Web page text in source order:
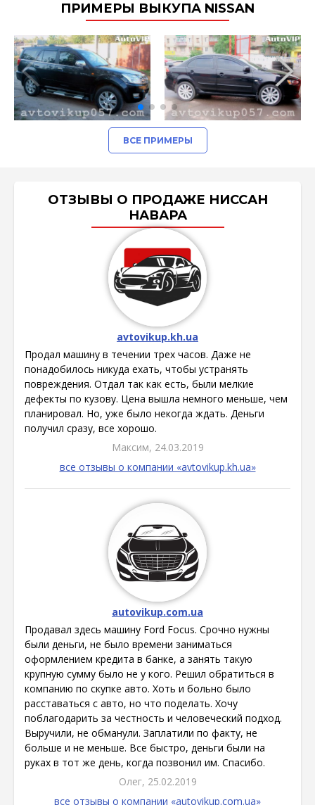
ПРИМЕРЫ ВЫКУПА NISSAN
ВСЕ ПРИМЕРЫ
ОТЗЫВЫ О ПРОДАЖЕ НИССАН
НАВАРА
avtovikup.kh.ua
Продал машину в течении трех часов. Даже не
понадобилось никуда ехать, чтобы устранять
повреждения. Отдал так как есть, были мелкие
дефекты по кузову. Цена вышла немного меньше, чем
планировал. Но, уже было некогда ждать. Деньги
получил сразу, все хорошо.
Максим, 24.03.2019
все отзывы о компании «avtovikup.kh.ua»
autovikup.com.ua
Продавал здесь машину Ford Focus. Срочно нужны
были деньги, не было времени заниматься
оформлением кредита в банке, а занять такую
крупную сумму было не у кого. Решил обратиться в
компанию по скупке авто. Хоть и больно было
расставаться с авто, но что поделать. Хочу
поблагодарить за честность и человеческий подход.
Выручили, не обманули. Заплатили по факту, не
больше и не меньше. Все быстро, деньги были на
руках в тот же день, когда позвонил им. Спасибо.
Олег, 25.02.2019
все отзывы о компании «autovikup.com.ua»